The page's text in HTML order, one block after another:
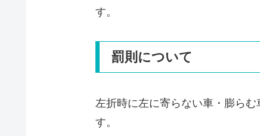
す。
罰則について
左折時に左に寄らない車・膨ら
す。